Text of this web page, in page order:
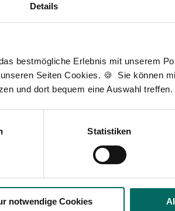
Details
bestmögliche Erlebnis mit unserem
Seiten Cookies. 🍪 Sie können
und dort bequem eine Auswahl treffen.
Statistiken
notwendige Cookies
als Markdown (CC BY 4.0)
🌟